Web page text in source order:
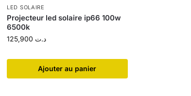
LED SOLAIRE
Projecteur led solaire ip66 100w
6500k
د.ت
Ajouter au panier